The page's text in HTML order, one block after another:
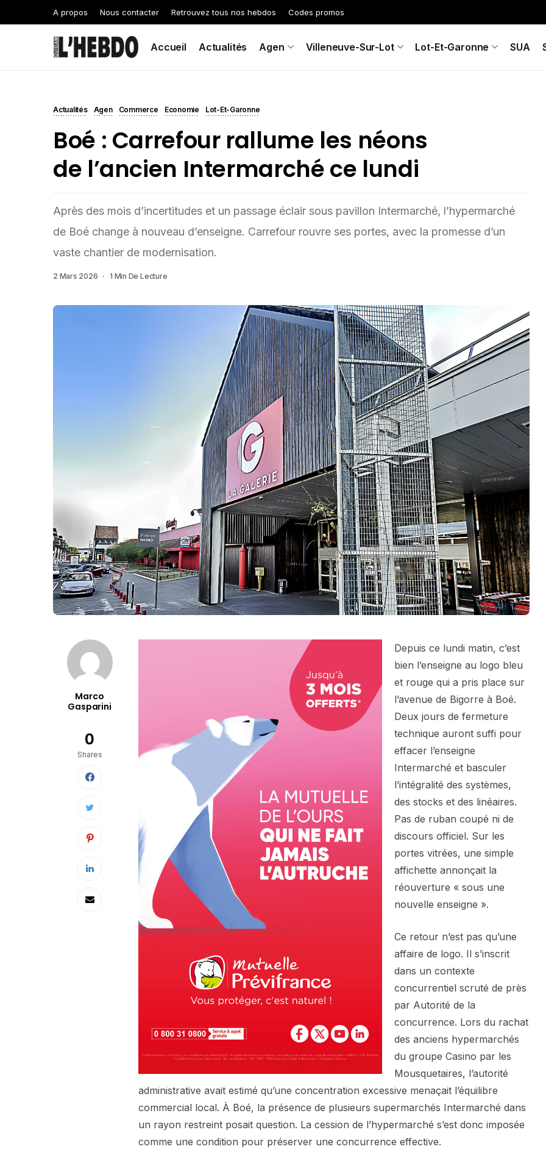
A propos Nous contacter Retrouvez tous nos hebdos Codes promos
Accueil Actualités Agen Villeneuve-Sur-Lot Lot-Et-Garonne SUA
Actualités Agen Commerce Economie Lot-Et-Garonne
Boé : Carrefour rallume les néons
de l’ancien Intermarché ce lundi
Après des mois d’incertitudes et un passage éclair sous pavillon Intermarché, l’hypermarché
de Boé change à nouveau d’enseigne. Carrefour rouvre ses portes, avec la promesse d’un
vaste chantier de modernisation.
2 Mars 2026 1 Min De Lecture
Marco
Gasparini
0
Shares
Depuis ce lundi matin, c’est
bien l’enseigne au logo bleu
et rouge qui a pris place sur
l’avenue de Bigorre à Boé.
Deux jours de fermeture
technique auront suffi pour
effacer l’enseigne
Intermarché et basculer
l’intégralité des systèmes,
des stocks et des linéaires.
Pas de ruban coupé ni de
discours officiel. Sur les
portes vitrées, une simple
affichette annonçait la
réouverture « sous une
nouvelle enseigne ».
Ce retour n’est pas qu’une
affaire de logo. Il s’inscrit
dans un contexte
concurrentiel scruté de près
par Autorité de la
concurrence. Lors du rachat
des anciens hypermarchés
du groupe Casino par les
Mousquetaires, l’autorité
administrative avait estimé qu’une concentration excessive menaçait l’équilibre
commercial local. À Boé, la présence de plusieurs supermarchés Intermarché dans
un rayon restreint posait question. La cession de l’hypermarché s’est donc imposée
comme une condition pour préserver une concurrence effective.